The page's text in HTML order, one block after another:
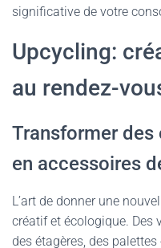
significative de votre
Upcycling:
au rendez-
Transformer
en accessoires
L’art de donner une
créatif et écologique. Des
des étagères, des